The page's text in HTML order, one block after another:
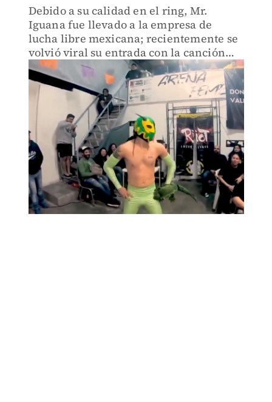
Debido a su calidad en el ring, Mr.
Iguana fue llevado a la empresa de
lucha libre mexicana; recientemente se
volvió viral su entrada con la canción
“Soy una serpiente”